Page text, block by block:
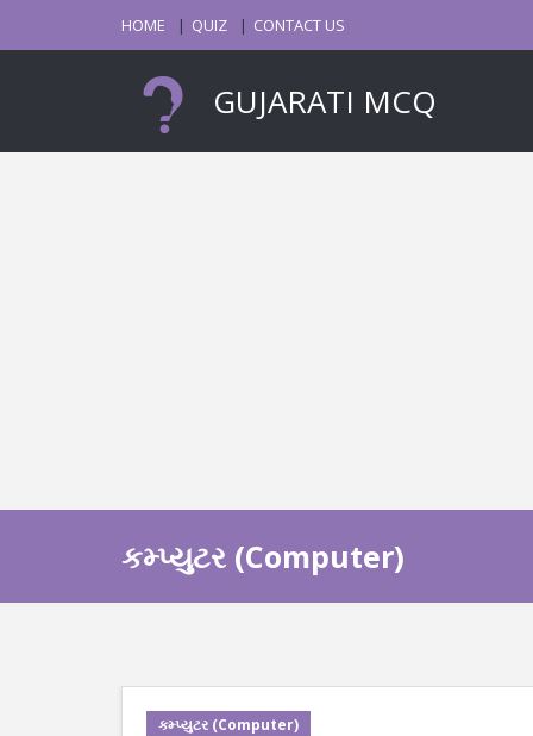
HOME QUIZ CONTACT US
GUJARATI MCQ
કમ્પ્યુટર (Computer)
કમ્પ્યુટર (Computer)